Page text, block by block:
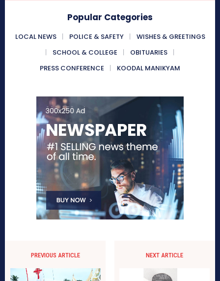
Popular Categories
LOCAL NEWS POLICE & SAFETY
WISHES & GREETINGS
SCHOOL & COLLEGE
OBITUARIES
PRESS CONFERENCE
KOODAL MANIKYAM
PREVIOUS ARTICLE NEXT ARTICLE